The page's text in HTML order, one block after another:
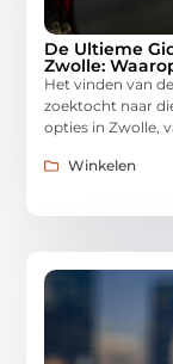
De Ultieme
Zwolle:
Het vinden van
zoektocht naar
opties in Zwolle,
Winkelen